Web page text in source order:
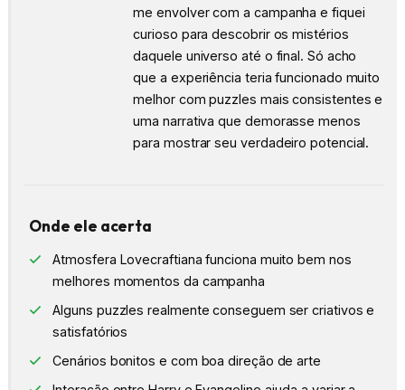
me envolver com a campanha e fiquei
curioso para descobrir os mistérios
daquele universo até o final. Só acho
que a experiência teria funcionado muito
melhor com puzzles mais consistentes e
uma narrativa que demorasse menos
para mostrar seu verdadeiro potencial.
Onde ele acerta
Atmosfera Lovecraftiana funciona muito bem nos
melhores momentos da campanha
Alguns puzzles realmente conseguem ser criativos e
satisfatórios
Cenários bonitos e com boa direção de arte